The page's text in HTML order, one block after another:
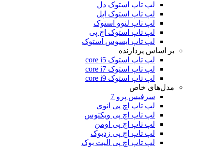
لپ تاپ استوک دل
لپ تاپ استوک اپل
لپ تاپ لنوو استوک
لپ تاپ استوک اچ پی
لپ تاپ ایسوس استوک
بر اساس پردازنده
لپ تاپ استوک core i5
لپ تاپ استوک core i7
لپ تاپ استوک core i9
مدل‌های خاص
سرفیس پرو 7
لپ تاپ اچ پی انوی
لپ تاپ اچ پی ویکتوس
لپ تاپ اچ پی اومن
لپ تاپ اچ پی زدبوک
لپ تاپ اچ پی الیت بوک